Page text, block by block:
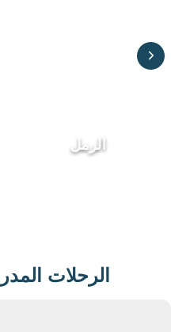
الرمل
الرحلات